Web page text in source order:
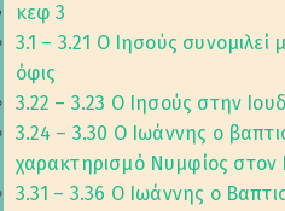
κεφ 3
3.1 – 3.21 Ο Ιησούς
όφις
3.22 – 3.23 Ο Ιησούς στην
3.24 – 3.30 Ο Ιωάννης ο
χαρακτηρισμό Νυμφίος στον
3.31 – 3.36 Ο Ιωάννης ο